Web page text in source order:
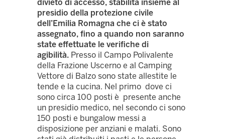
divieto di accesso, stabilita insieme al
presidio della protezione civile
dell’Emilia Romagna che ci è stato
assegnato, fino a quando non saranno
state effettuate le verifiche di
agibilità. Presso il Campo Polivalente
della Frazione Uscerno e al Camping
Vettore di Balzo sono state allestite le
tende e la cucina. Nel primo dove ci
sono circa 100 posti è presente anche
un presidio medico, nel secondo ci sono
150 posti e bungalow messi a
disposizione per anziani e malati. Sono